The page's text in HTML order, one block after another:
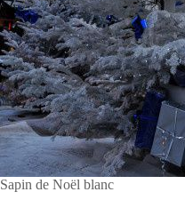
Sapin de Noël blanc